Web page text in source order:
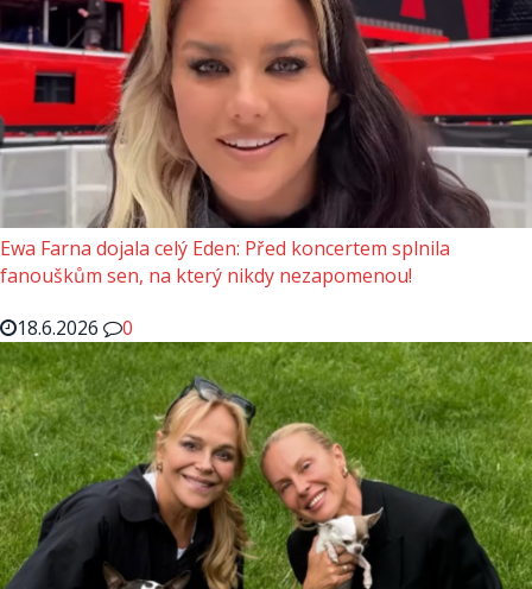
Ewa Farna dojala celý Eden: Před koncertem splnila
fanouškům sen, na který nikdy nezapomenou!
18.6.2026
0